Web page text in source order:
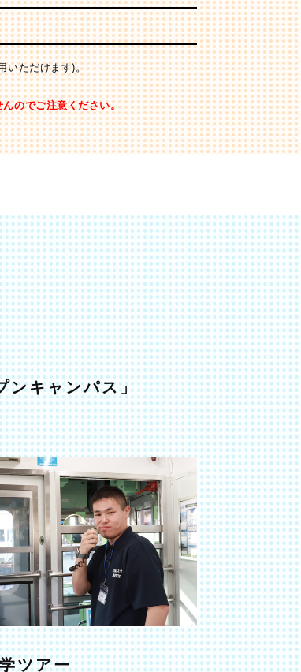
いただけます)。
のでご注意ください。
ンキャンパス」
ツアー